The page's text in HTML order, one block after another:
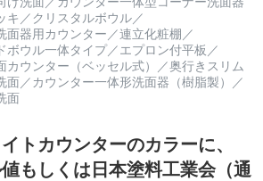
キ ／ クリスタルボウル／
面器用カウンター ／連立化粧棚 ／
ボウル一体タイプ／ エプロン付平板 ／
カウンター（ベッセル式） ／奥行きスリム
面 ／ カウンター一体形洗面器（樹脂製）
／
面
トカウンターのカラーに、
もしくは日本塗料工業会（通